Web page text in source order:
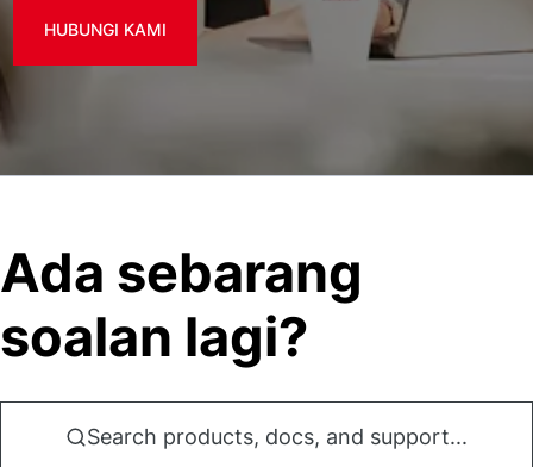
HUBUNGI KAMI
Ada sebarang
soalan lagi?
Search products, docs, and support...